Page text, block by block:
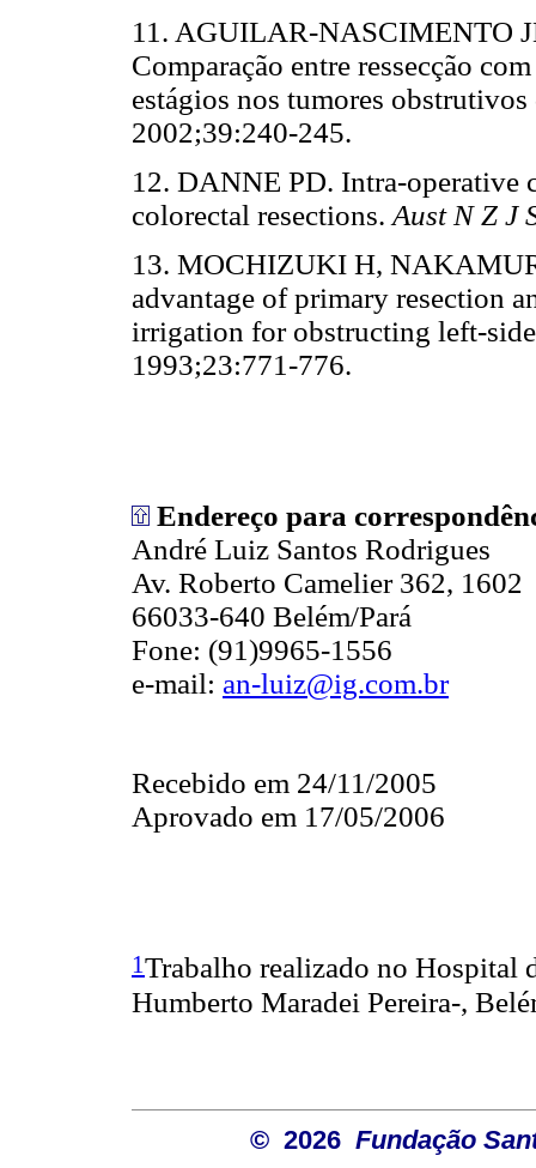
11. AGUILAR-NASCIMENTO
Comparação entre ressecção
estágios nos tumores
2002;39:240-245.
12. DANNE PD. Intra-operative
colorectal resections. Aust N Z J
13. MOCHIZUKI H,
advantage of primary resection
irrigation for obstructing left-
1993;23:771-776.
Endereço para
André Luiz Santos Rodrigues
Av. Roberto Camelier 362, 1602
66033-640 Belém/Pará
Fone: (91)9965-1556
e-mail: an-luiz@ig.com.br
Recebido em 24/11/2005
Aprovado em 17/05/2006
1Trabalho realizado no Hospital
Humberto Maradei Pereira-,
© 2026 Fundação